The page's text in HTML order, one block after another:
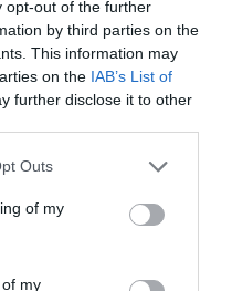
opt-out of the further
by third parties on the
This information may
on the IAB’s List of
further disclose it to other
Outs
of my
my
couvrant..et s’ils ne le
en contrepartie
à leurs frais. Mais tout
cause.